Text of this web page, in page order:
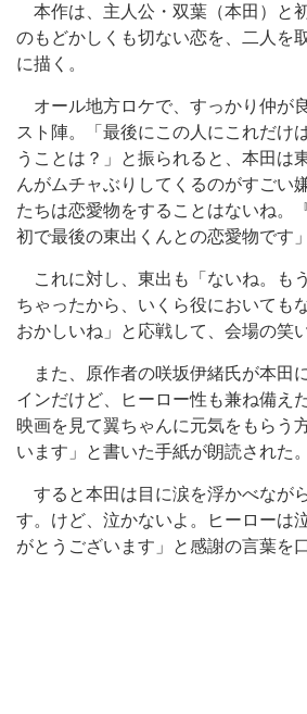
本作は、主人公・双葉（本田）と
のもどかしくも切ない恋を、二人を
に描く。
オール地方ロケで、すっかり仲が
スト陣。「最後にこの人にこれだけ
うことは？」と振られると、本田は
んがムチャぶりしてくるのがすごい
たちは恋愛物をすることはないね。
初で最後の東出くんとの恋愛物です
これに対し、東出も「ないね。も
ちゃったから、いくら役においても
おかしいね」と応戦して、会場の笑
また、原作者の咲坂伊緒氏が本田
インだけど、ヒーロー性も兼ね備え
映画を見て翼ちゃんに元気をもらう
います」と書いた手紙が朗読された。
すると本田は目に涙を浮かべなが
す。けど、泣かないよ。ヒーローは
がとうございます」と感謝の言葉を